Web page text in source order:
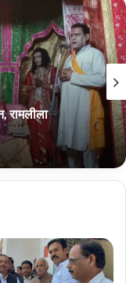
रामलीला
व्यवस्था पर